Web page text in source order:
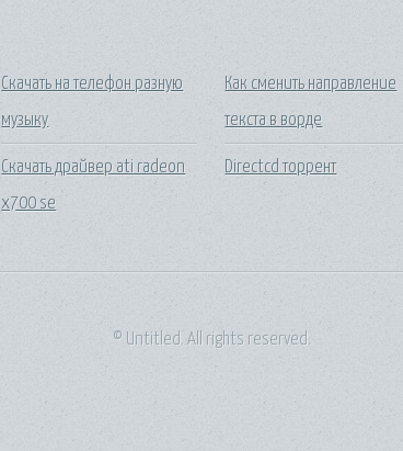
Скачать на телефон разную
музыку
Скачать драйвер ati radeon
x700 se
Как сменить направление
текста в ворде
Directcd торрент
© Untitled. All rights reserved.